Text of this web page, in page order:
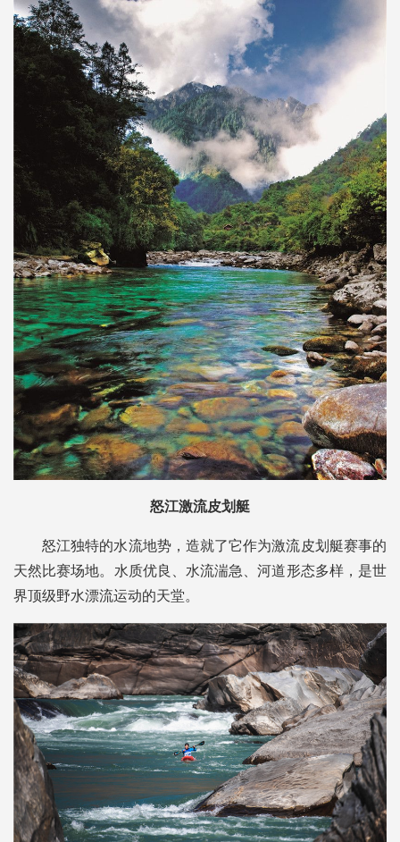
怒江激流皮划艇
怒江独特的水流地势，造就了它作为激流皮划艇赛事的
天然比赛场地。水质优良、水流湍急、河道形态多样，是世
界顶级野水漂流运动的天堂。